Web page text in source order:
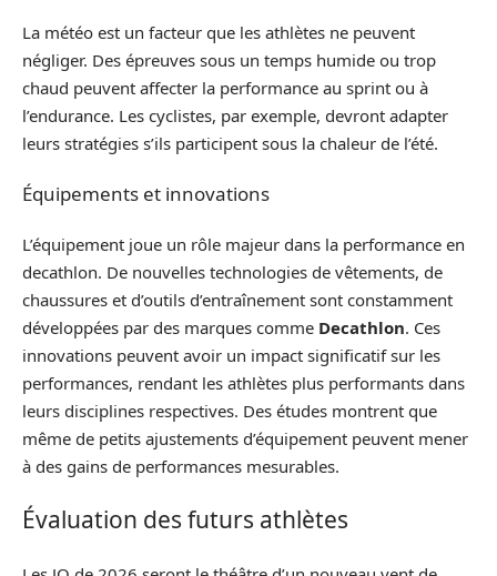
La météo est un facteur que les athlètes ne peuvent
négliger. Des épreuves sous un temps humide ou trop
chaud peuvent affecter la performance au sprint ou à
l’endurance. Les cyclistes, par exemple, devront adapter
leurs stratégies s’ils participent sous la chaleur de l’été.
Équipements et innovations
L’équipement joue un rôle majeur dans la performance en
decathlon. De nouvelles technologies de vêtements, de
chaussures et d’outils d’entraînement sont constamment
développées par des marques comme Decathlon. Ces
innovations peuvent avoir un impact significatif sur les
performances, rendant les athlètes plus performants dans
leurs disciplines respectives. Des études montrent que
même de petits ajustements d’équipement peuvent mener
à des gains de performances mesurables.
Évaluation des futurs athlètes